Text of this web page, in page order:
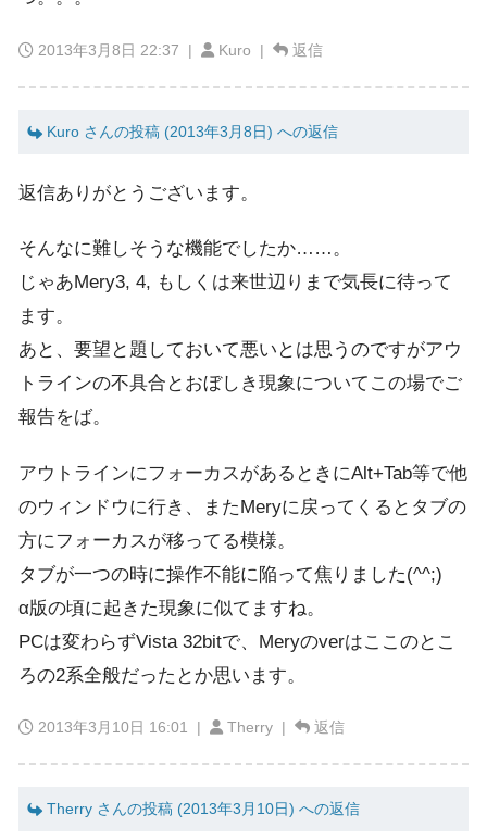
2013年3月8日 22:37 | Kuro | 返信
Kuro さんの投稿 (2013年3月8日) への返信
返信ありがとうございます。
そんなに難しそうな機能でしたか……。
じゃあMery3, 4, もしくは来世辺りまで気長に待って
ます。
あと、要望と題しておいて悪いとは思うのですがアウ
トラインの不具合とおぼしき現象についてこの場でご
報告をば。
アウトラインにフォーカスがあるときにAlt+Tab等で他
のウィンドウに行き、またMeryに戻ってくるとタブの
方にフォーカスが移ってる模様。
タブが一つの時に操作不能に陥って焦りました(^^;)
α版の頃に起きた現象に似てますね。
PCは変わらずVista 32bitで、Meryのverはここのとこ
ろの2系全般だったとか思います。
2013年3月10日 16:01 | Therry | 返信
Therry さんの投稿 (2013年3月10日) への返信